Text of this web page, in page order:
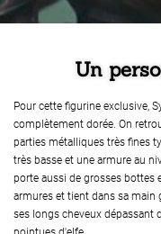
Un
Pour cette figurine exclusive,
complètement dorée. On
parties métalliques très fines
très basse et une armure au
porte aussi de grosses bottes
armures et tient dans sa main
ses longs cheveux dépassant